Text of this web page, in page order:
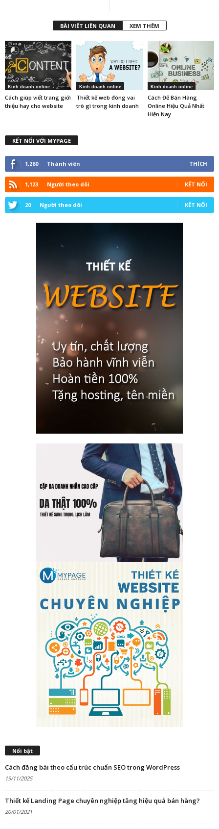
BÀI VIẾT LIÊN QUAN XEM THÊM
Kinh doanh online
Cách giúp viết trang giới
thiệu hay cho website
Kinh doanh online
Thiết kế web đóng vai
trò gì trong kinh doanh
Kinh doanh online
Cách Để Bán Hàng
Online Hiệu Quả Nhất
Hiện Nay
KẾT NỐI VỚI MYPAGE
1,260 Thành viên THÍCH
1,123 Người theo dõi KẾT NỐI
20 Người theo dõi KẾT NỐI
Nổi bật
Cách đăng bài theo cấu trúc chuẩn SEO trong WordPress
19/11/2025
Thiết kế Landing Page chuyên nghiệp tăng hiệu quả bán hàng?
20/01/2021